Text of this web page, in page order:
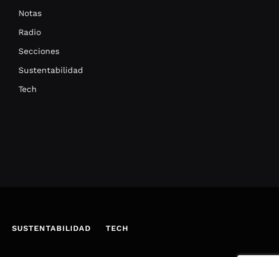
Notas
Radio
Secciones
Sustentabilidad
Tech
SUSTENTABILIDAD TECH